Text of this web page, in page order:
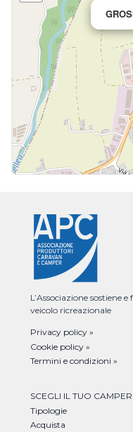
L’Associazione sostiene
veicolo ricreazionale
Privacy policy »
Cookie policy »
Termini e condizioni »
SCEGLI IL TUO CAMPER
Tipologie
Acquista